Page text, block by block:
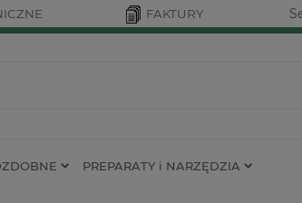
FAKTURY
PREPARATY i NARZĘDZIA